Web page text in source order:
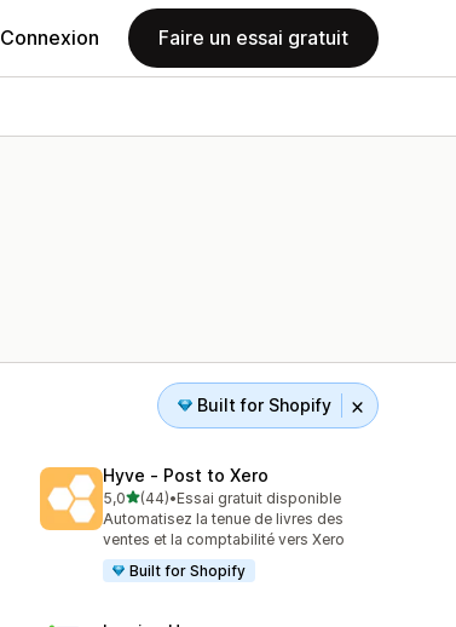
Connexion Faire un essai gratuit
Built for Shopify
Hyve ‑ Post to Xero
5,0étoile(s) sur 5
(44)
44 avis au total
•Essai gratuit disponible
Automatisez la tenue de livres des
ventes et la comptabilité vers Xero
Built for Shopify